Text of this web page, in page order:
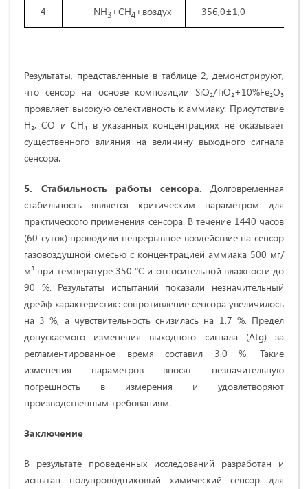
4 NH3+CH4+воздух 356,0±1,0
Результаты, представленные в таблице 2, демонстрируют,
что сенсор на основе композиции SiO₂/TiO₂+10%Fe₂O₃
проявляет высокую селективность к аммиаку. Присутствие
H₂, CO и CH₄ в указанных концентрациях не оказывает
существенного влияния на величину выходного сигнала
сенсора.
5. Стабильность работы сенсора. Долговременная
стабильность является критическим параметром для
практического применения сенсора. В течение 1440 часов
(60 суток) проводили непрерывное воздействие на сенсор
газовоздушной смесью с концентрацией аммиака 500 мг/
м³ при температуре 350 °C и относительной влажности до
90 %. Результаты испытаний показали незначительный
дрейф характеристик: сопротивление сенсора увеличилось
на 3 %, а чувствительность снизилась на 1.7 %. Предел
допускаемого изменения выходного сигнала (Δtg) за
регламентированное время составил 3.0 %. Такие
изменения параметров вносят незначительную
погрешность в измерения и удовлетворяют
производственным требованиям.
Заключение
В результате проведенных исследований разработан и
испытан полупроводниковый химический сенсор для